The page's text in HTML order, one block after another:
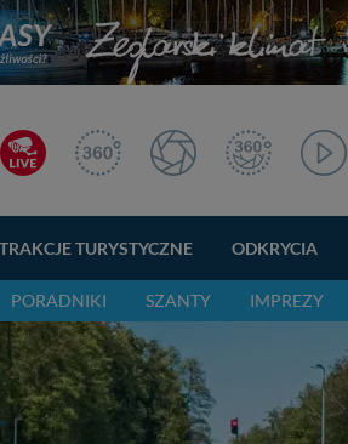
TURYSTYCZNE ODKRYCIA
PORADNIKI SZANTY IMPREZY